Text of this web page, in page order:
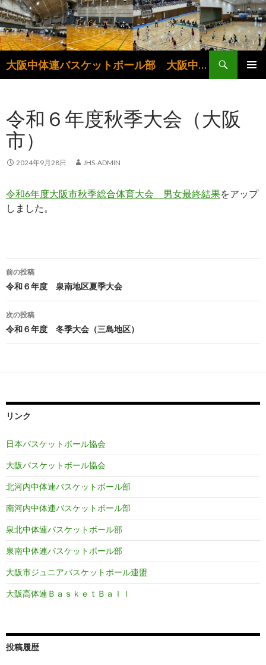
大阪中体連バスケットボール部 大阪中学生バスケットボール連盟
検
索
ン
ツ
へ
ス
キ
令和６年度秋季大会（大阪
市）
2024年9月28日 JHS-ADMIN
令和6年度大阪市秋季総合体育大会 男女最終結果をアップ
しました。
投
稿
ナ
ビ
ー
ョ
前の投稿
令和６年度 泉南地区夏季大会
次の投稿
令和６年度 冬季大会（三島地区）
リンク
日本バスケットボール協会
大阪バスケットボール協会
北河内中体連バスケットボール部
南河内中体連バスケットボール部
泉北中体連バスケットボール部
泉南中体連バスケットボール部
大阪市ジュニアバスケットボール連盟
大阪高体連ＢａｓｋｅｔＢａｌｌ
投稿履歴